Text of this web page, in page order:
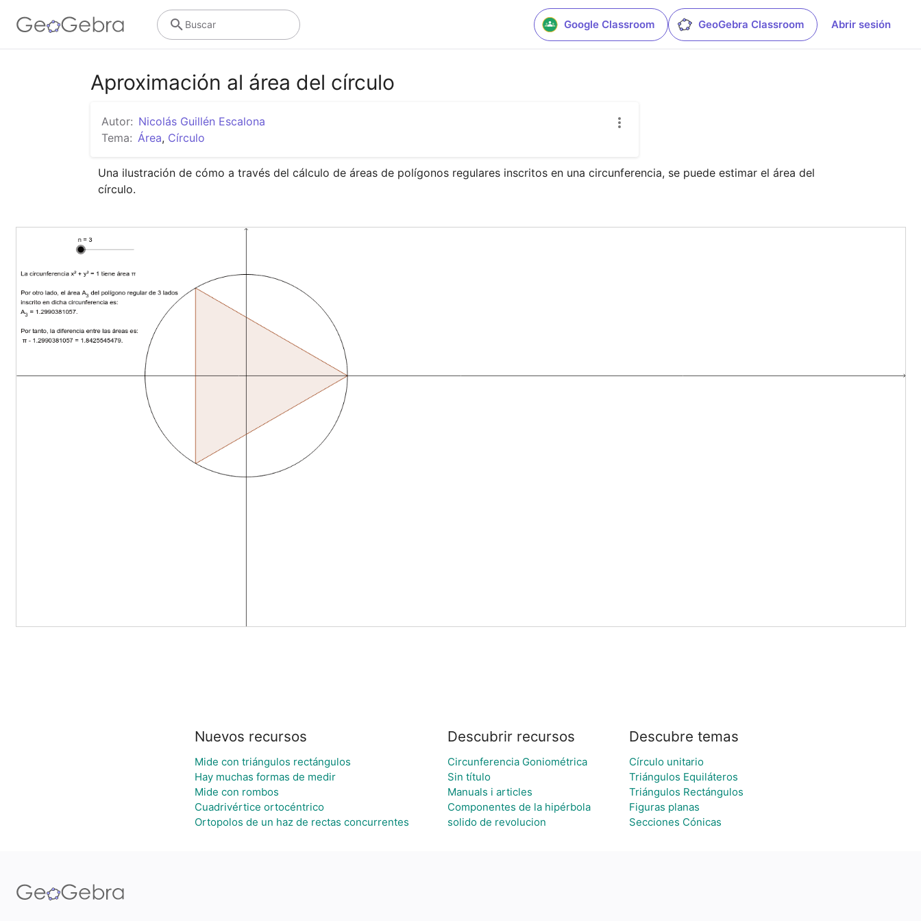
Google Classroom GeoGebra Classroom Abrir sesión
Buscar
Aproximación al área del círculo
Autor: Nicolás Guillén Escalona
Tema: Área, Círculo
Una ilustración de cómo a través del cálculo de áreas de polígonos regulares inscritos en una circunferencia, se puede estimar el área del
círculo.
Nuevos recursos
Mide con triángulos rectángulos
Hay muchas formas de medir
Mide con rombos
Cuadrivértice ortocéntrico
Ortopolos de un haz de rectas concurrentes
Descubrir recursos
Circunferencia Goniométrica
Sin título
Manuals i articles
Componentes de la hipérbola
solido de revolucion
Descubre temas
Círculo unitario
Triángulos Equiláteros
Triángulos Rectángulos
Figuras planas
Secciones Cónicas